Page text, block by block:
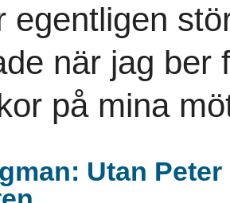
egentligen
när jag ber
på mina
Utan